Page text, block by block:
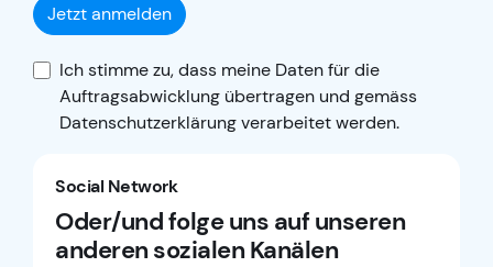
Jetzt anmelden
Ich stimme zu, dass meine Daten für die
Auftragsabwicklung übertragen und gemäss
Datenschutzerklärungverarbeitet werden.
Social Network
Oder/und folge uns auf unseren
anderen sozialen Kanälen